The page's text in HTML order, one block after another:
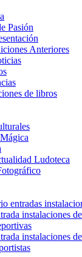
Pasión
Anteriores
de libros
Ludoteca
entradas
instalaciones
instalaciones